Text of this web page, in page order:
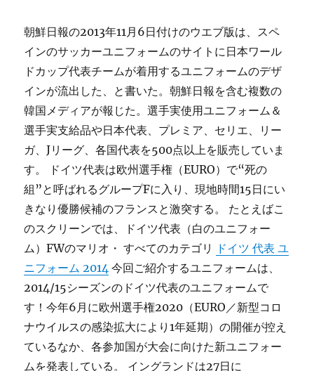
朝鮮日報の2013年11月6日付けのウエブ版は、スペ
インのサッカーユニフォームのサイトに日本ワール
ドカップ代表チームが着用するユニフォームのデザ
インが流出した、と書いた。朝鮮日報を含む複数の
韓国メディアが報じた。選手実使用ユニフォーム＆
選手実支給品や日本代表、プレミア、セリエ、リー
ガ、Jリーグ、各国代表を500点以上を販売していま
す。 ドイツ代表は欧州選手権（EURO）で“死の
組”と呼ばれるグループFに入り、現地時間15日にい
きなり優勝候補のフランスと激突する。 たとえばこ
のスクリーンでは、ドイツ代表（白のユニフォー
ム）FWのマリオ・ すべてのカテゴリ
ドイツ 代表 ユ
ニフォーム 2014 今回ご紹介するユニフォームは、
2014/15シーズンのドイツ代表のユニフォームで
す！今年6月に欧州選手権2020（EURO／新型コロ
ナウイルスの感染拡大により1年延期）の開催が控え
ているなか、各参加国が大会に向けた新ユニフォー
ムを発表している。 イングランドは27日に